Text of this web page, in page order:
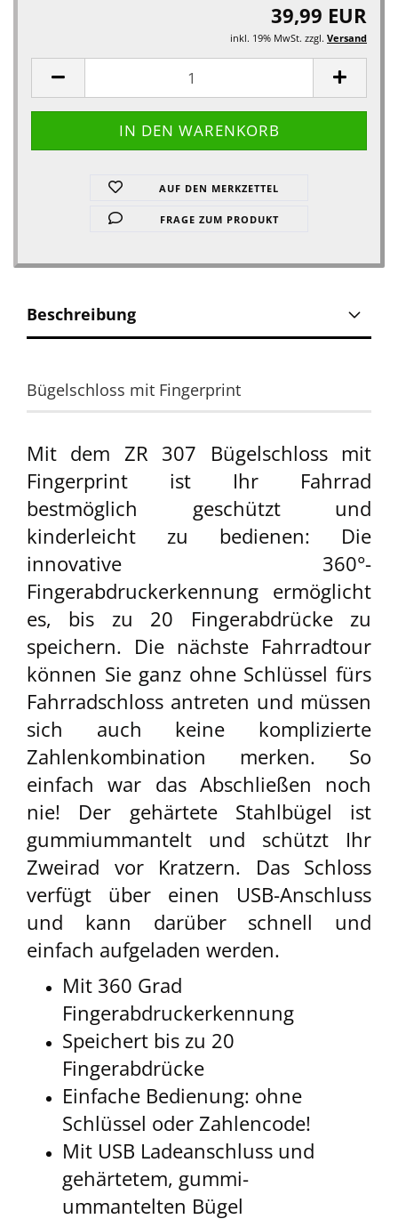
39,99 EUR
inkl. 19% MwSt. zzgl. Versand
AUF DEN MERKZETTEL
FRAGE ZUM PRODUKT
Beschreibung
Bügelschloss mit Fingerprint
Mit dem ZR 307 Bügelschloss mit
Fingerprint ist Ihr Fahrrad
bestmöglich geschützt und
kinderleicht zu bedienen: Die
innovative 360°-
Fingerabdruckerkennung ermöglicht
es, bis zu 20 Fingerabdrücke zu
speichern. Die nächste Fahrradtour
können Sie ganz ohne Schlüssel fürs
Fahrradschloss antreten und müssen
sich auch keine komplizierte
Zahlenkombination merken. So
einfach war das Abschließen noch
nie! Der gehärtete Stahlbügel ist
gummiummantelt und schützt Ihr
Zweirad vor Kratzern. Das Schloss
verfügt über einen USB-Anschluss
und kann darüber schnell und
einfach aufgeladen werden.
Mit 360 Grad
Fingerabdruckerkennung
Speichert bis zu 20
Fingerabdrücke
Einfache Bedienung: ohne
Schlüssel oder Zahlencode!
Mit USB Ladeanschluss und
gehärtetem, gummi-
ummantelten Bügel